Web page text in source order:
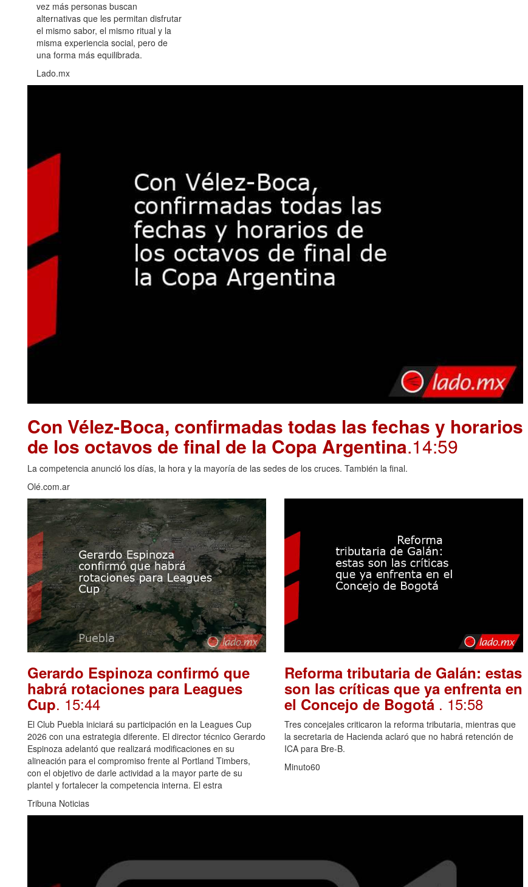
vez más personas buscan
alternativas que les permitan disfrutar
el mismo sabor, el mismo ritual y la
misma experiencia social, pero de
una forma más equilibrada.
Lado.mx
Con Vélez-Boca, confirmadas todas las fechas y horarios
de los octavos de final de la Copa Argentina.14:59
La competencia anunció los días, la hora y la mayoría de las sedes de los cruces. También la final.
Olé.com.ar
Gerardo Espinoza confirmó que
habrá rotaciones para Leagues
Cup. 15:44
El Club Puebla iniciará su participación en la Leagues Cup
2026 con una estrategia diferente. El director técnico Gerardo
Espinoza adelantó que realizará modificaciones en su
alineación para el compromiso frente al Portland Timbers,
con el objetivo de darle actividad a la mayor parte de su
plantel y fortalecer la competencia interna. El estra
Tribuna Noticias
Reforma tributaria de Galán: estas
son las críticas que ya enfrenta en
el Concejo de Bogotá . 15:58
Tres concejales criticaron la reforma tributaria, mientras que
la secretaria de Hacienda aclaró que no habrá retención de
ICA para Bre-B.
Minuto60